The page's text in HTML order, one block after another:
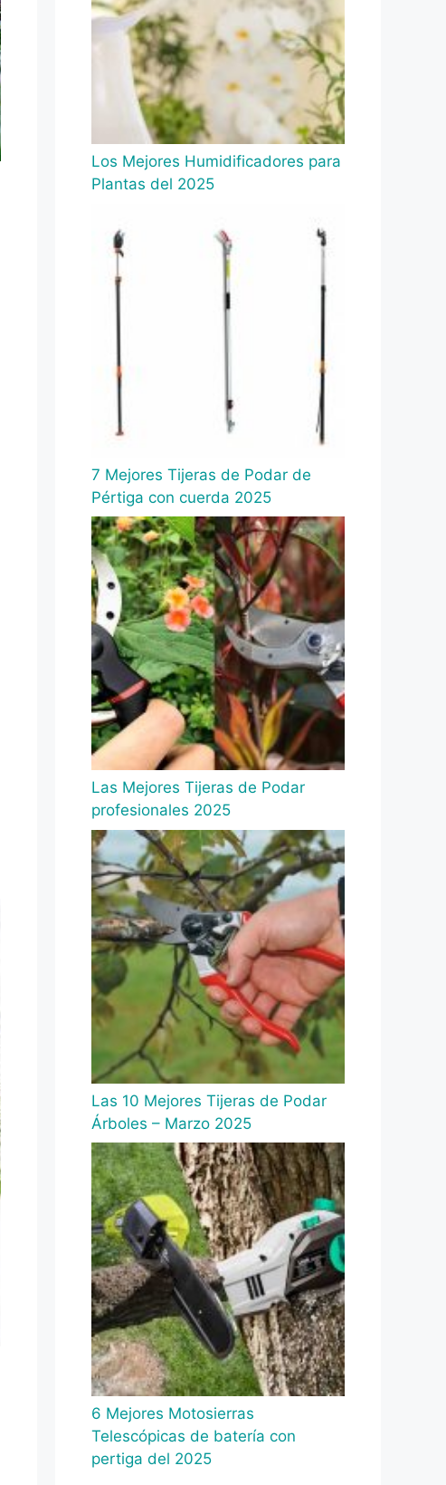
Los Mejores Humidificadores para
Plantas del 2025
7 Mejores Tijeras de Podar de
Pértiga con cuerda 2025
Las Mejores Tijeras de Podar
profesionales 2025
Las 10 Mejores Tijeras de Podar
Árboles – Marzo 2025
6 Mejores Motosierras
Telescópicas de batería con
pertiga del 2025